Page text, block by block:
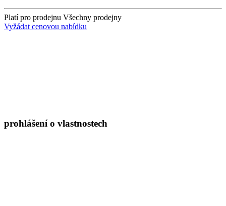
Platí pro prodejnu Všechny prodejny
Vyžádat cenovou nabídku
prohlášení o vlastnostech